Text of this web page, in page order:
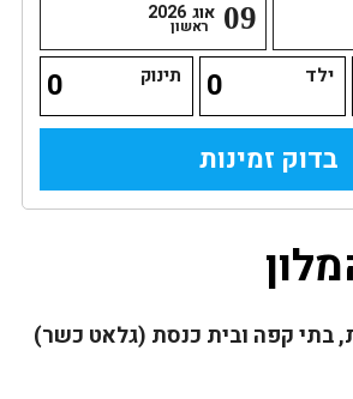
09 אוג 2026
ראשון
ילד תינוק
בתי קפה ובית כנסת (גלאט כשר)